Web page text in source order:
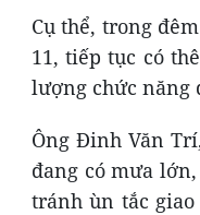
Cụ thể, trong
11, tiếp tục có
lượng chức năng
Ông Đinh Văn
đang có mưa
tránh ùn tắc